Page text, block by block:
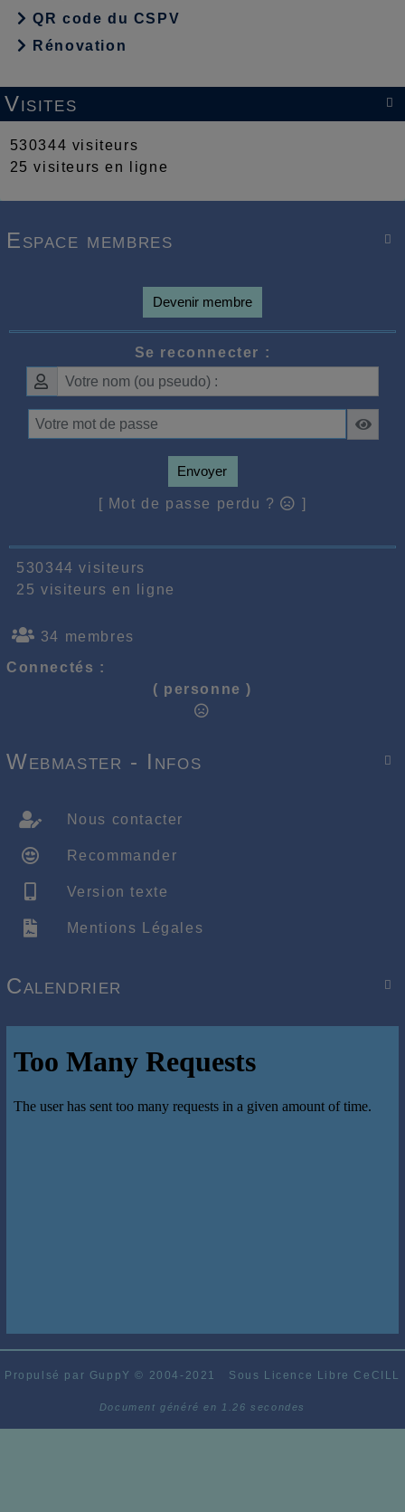
QR code du CSPV
Rénovation

Visites
530344 visiteurs
25 visiteurs en ligne

Espace membres
Devenir membre
Se reconnecter :
Envoyer
[ Mot de passe perdu ? ]
530344 visiteurs
25 visiteurs en ligne
34 membres
Connectés :
( personne )

Webmaster - Infos
Nous contacter
Recommander
Version texte
Mentions Légales

Calendrier
Propulsé par GuppY© 2004-2021 Sous Licence Libre CeCILL
Document généré en 1.26 secondes